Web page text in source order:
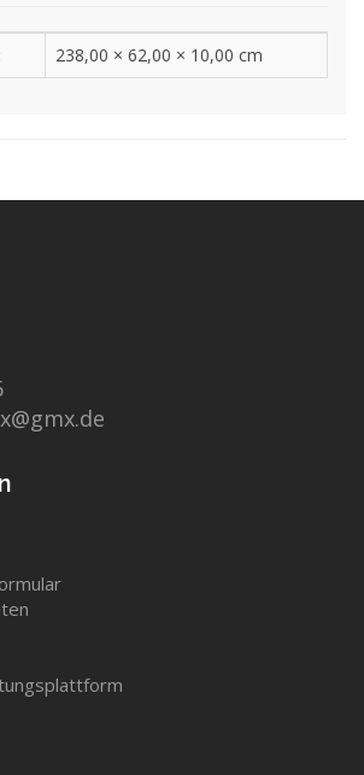
238,00 × 62,00 × 10,00 cm